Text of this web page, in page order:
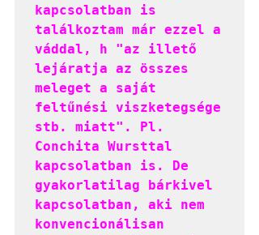
kapcsolatban is
találkoztam már ezzel a
váddal, h "az illető
lejáratja az összes
meleget a saját
feltűnési viszketegsége
stb. miatt". Pl.
Conchita Wursttal
kapcsolatban is. De
gyakorlatilag bárkivel
kapcsolatban, aki nem
konvencionálisan